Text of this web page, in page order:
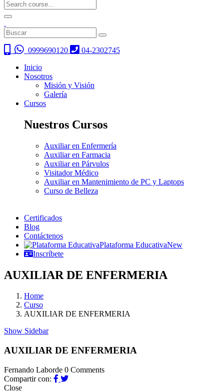
0999690120
04-2302745
Inicio
Nosotros
Misión y Visión
Galería
Cursos
Nuestros Cursos
Auxiliar en Enfermería
Auxiliar en Farmacia
Auxiliar en Párvulos
Visitador Médico
Auxiliar en Mantenimiento de PC y Laptops
Curso de Belleza
Certificados
Blog
Contáctenos
Plataforma EducativaNew
Inscríbete
AUXILIAR DE ENFERMERIA
Home
Curso
AUXILIAR DE ENFERMERIA
Show Sidebar
AUXILIAR DE ENFERMERIA
Fernando Laborde 0 Comments
Compartir con:
Close